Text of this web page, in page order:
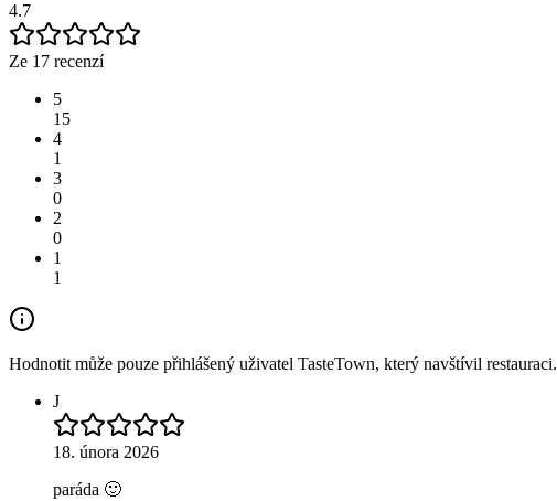
4.7
Ze 17 recenzí
5
15
4
1
3
0
2
0
1
1
Hodnotit může pouze přihlášený uživatel TasteTown, který navštívil restauraci.
J
18. února 2026
paráda 🙂